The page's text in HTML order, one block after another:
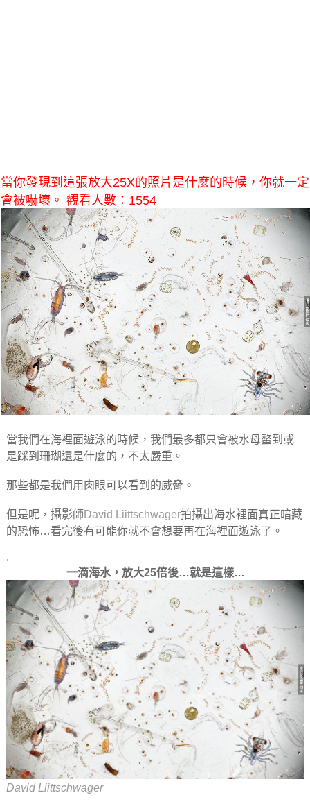
當你發現到這張放大25X的照片是什麼的時候，你就一定
會被嚇壞。 觀看人數：1554
當我們在海裡面遊泳的時候，我們最多都只會被水母螫到或
是踩到珊瑚還是什麼的，不太嚴重。
那些都是我們用肉眼可以看到的威脅。
但是呢，攝影師 David Liittschwager拍攝出海水裡面真正暗藏
的恐怖…看完後有可能你就不會想要再在海裡面遊泳了。
.
一滴海水，放大25倍後…就是這樣…
David Liittschwager